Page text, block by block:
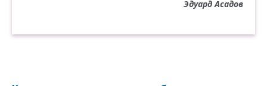
Эдуард Асадов